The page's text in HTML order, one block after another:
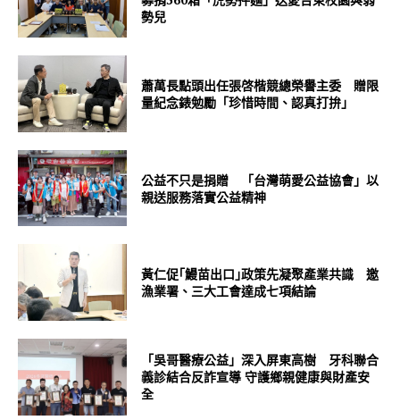
勢兒
蕭萬長點頭出任張啓楷競總榮譽主委 贈限
量紀念錶勉勵「珍惜時間、認真打拚」
公益不只是捐贈 「台灣萌愛公益協會」以
親送服務落實公益精神
黃仁促｢鰻苗出口｣政策先凝聚產業共識 邀
漁業署、三大工會達成七項結論
「吳哥醫療公益」深入屏東高樹 牙科聯合
義診結合反詐宣導 守護鄉親健康與財產安
全